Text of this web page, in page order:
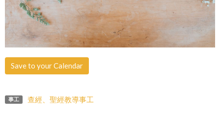
Save to your Calendar
事工 查經、聖經教導事工